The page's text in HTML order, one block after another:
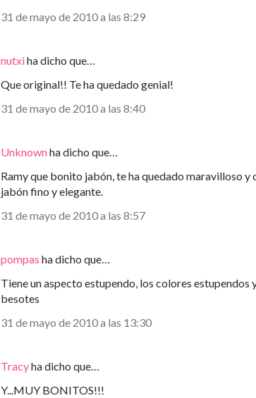
31 de mayo de 2010 a las 8:29
nutxiha dicho que…
Que original!! Te ha quedado genial!
31 de mayo de 2010 a las 8:40
Unknownha dicho que…
Ramy que bonito jabón, te ha quedado maravilloso y
jabón fino y elegante.
31 de mayo de 2010 a las 8:57
pompas ha dicho que…
Tiene un aspecto estupendo, los colores
besotes
31 de mayo de 2010 a las 13:30
Tracyha dicho que…
Y...MUY BONITOS!!!